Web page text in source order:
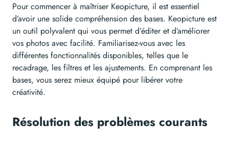
Pour commencer à maîtriser Keopicture, il est essentiel
d’avoir une solide compréhension des bases. Keopicture est
un outil polyvalent qui vous permet d’éditer et d’améliorer
vos photos avec facilité. Familiarisez-vous avec les
différentes fonctionnalités disponibles, telles que le
recadrage, les filtres et les ajustements. En comprenant les
bases, vous serez mieux équipé pour libérer votre
créativité.
Résolution des problèmes courants